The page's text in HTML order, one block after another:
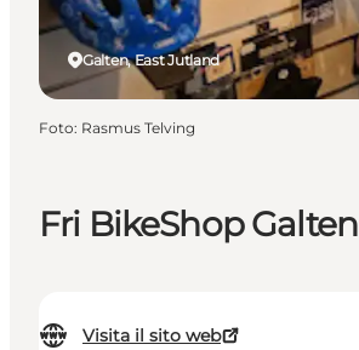
Fri BikeShop Galten
Visita il sito web
Galten, East Jutland
Foto: Rasmus Telving